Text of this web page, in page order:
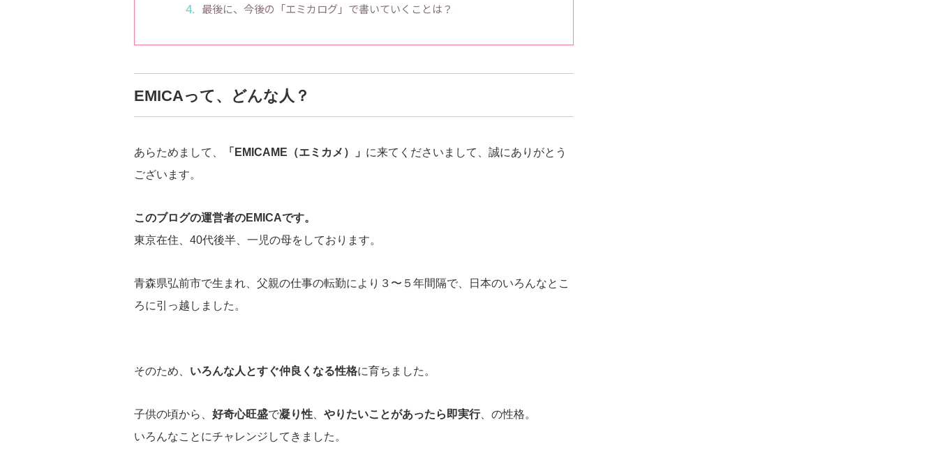
最後に、今後の「エミカログ」で書いていくことは？
EMICAって、どんな人？
あらためまして、 「EMICAME（エミカメ）」 に来てくださいまして、誠にありがとう
ございます。
このブログの運営者のEMICAです。
東京在住、40代後半、一児の母をしております。
青森県弘前市で生まれ、父親の仕事の転勤により３〜５年間隔で、日本のいろんなとこ
ろに引っ越しました。
そのため、 いろんな人とすぐ仲良くなる性格に育ちました。
子供の頃から、 好奇心旺盛で凝り性 やりたいことがあったら即実行、の性格。
いろんなことにチャレンジしてきました。